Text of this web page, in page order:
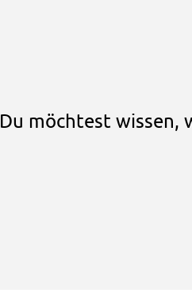
Du möchtest wissen,